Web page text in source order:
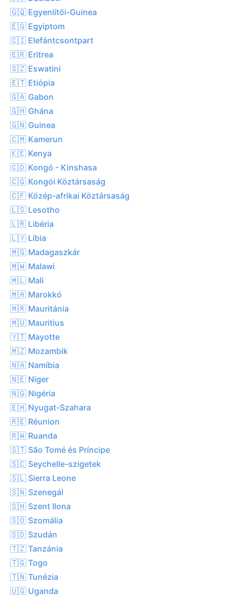
🇬🇶 Egyenlítői-Guinea
🇪🇬 Egyiptom
🇨🇮 Elefántcsontpart
🇪🇷 Eritrea
🇸🇿 Eswatini
🇪🇹 Etiópia
🇬🇦 Gabon
🇬🇭 Ghána
🇬🇳 Guinea
🇨🇲 Kamerun
🇰🇪 Kenya
🇨🇩 Kongó - Kinshasa
🇨🇬 Kongói Köztársaság
🇨🇫 Közép-afrikai Köztársaság
🇱🇸 Lesotho
🇱🇷 Libéria
🇱🇾 Líbia
🇲🇬 Madagaszkár
🇲🇼 Malawi
🇲🇱 Mali
🇲🇦 Marokkó
🇲🇷 Mauritánia
🇲🇺 Mauritius
🇾🇹 Mayotte
🇲🇿 Mozambik
🇳🇦 Namíbia
🇳🇪 Niger
🇳🇬 Nigéria
🇪🇭 Nyugat-Szahara
🇷🇪 Réunion
🇷🇼 Ruanda
🇸🇹 São Tomé és Príncipe
🇸🇨 Seychelle-szigetek
🇸🇱 Sierra Leone
🇸🇳 Szenegál
🇸🇭 Szent Ilona
🇸🇴 Szomália
🇸🇩 Szudán
🇹🇿 Tanzánia
🇹🇬 Togo
🇹🇳 Tunézia
🇺🇬 Uganda